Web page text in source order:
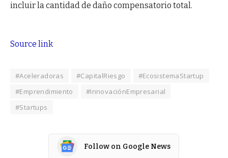
incluir la cantidad de daño compensatorio total.
Source link
#Aceleradoras #CapitalRiesgo
#EcosistemaStartup
#Emprendimiento
#InnovaciónEmpresarial
#Startups
Follow on Google News